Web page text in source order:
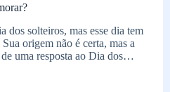
dos solteiros, mas esse dia tem
origem não é certa, mas a
de uma resposta ao Dia dos…